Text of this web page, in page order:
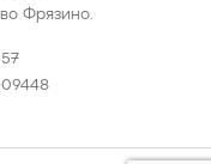
Фрязино.